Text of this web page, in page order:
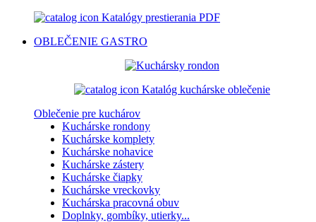
Katalógy prestierania PDF
OBLEČENIE GASTRO
Katalóg kuchárske oblečenie
Oblečenie pre kuchárov
Kuchárske rondony
Kuchárske komplety
Kuchárske nohavice
Kuchárske zástery
Kuchárske čiapky
Kuchárske vreckovky
Kuchárska pracovná obuv
Doplnky, gombíky, utierky...